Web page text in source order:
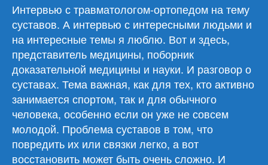
Интервью с травматологом-ортопедом на тему
суставов. А интервью с интересными людьми и
на интересные темы я люблю. Вот и здесь,
представитель медицины, поборник
доказательной медицины и науки. И разговор о
суставах. Тема важная, как для тех, кто активно
занимается спортом, так и для обычного
человека, особенно если он уже не совсем
молодой. Проблема суставов в том, что
повредить их или связки легко, а вот
восстановить может быть очень сложно. И